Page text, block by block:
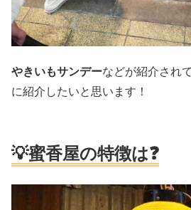
やきいもサンデーなどが紹介され
に紹介したいと思います！
💡蜜香屋の特徴は❓